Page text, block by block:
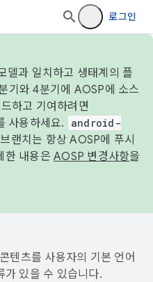
로그인
델과 일치하고 생태계의 플
기와 4분기에 AOSP에 소스
하고 기여하려면
사용하세요.
android-
랜치는 항상 AOSP에 푸시
한 내용은 AOSP 변경사항을
텐츠를 사용자의 기본 언어
가 있을 수 있습니다.